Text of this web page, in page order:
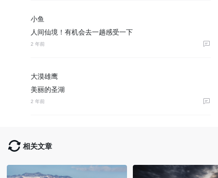
小鱼
人间仙境！有机会去一趟感受一下
2 年前
大漠雄鹰
美丽的圣湖
2 年前
相关文章